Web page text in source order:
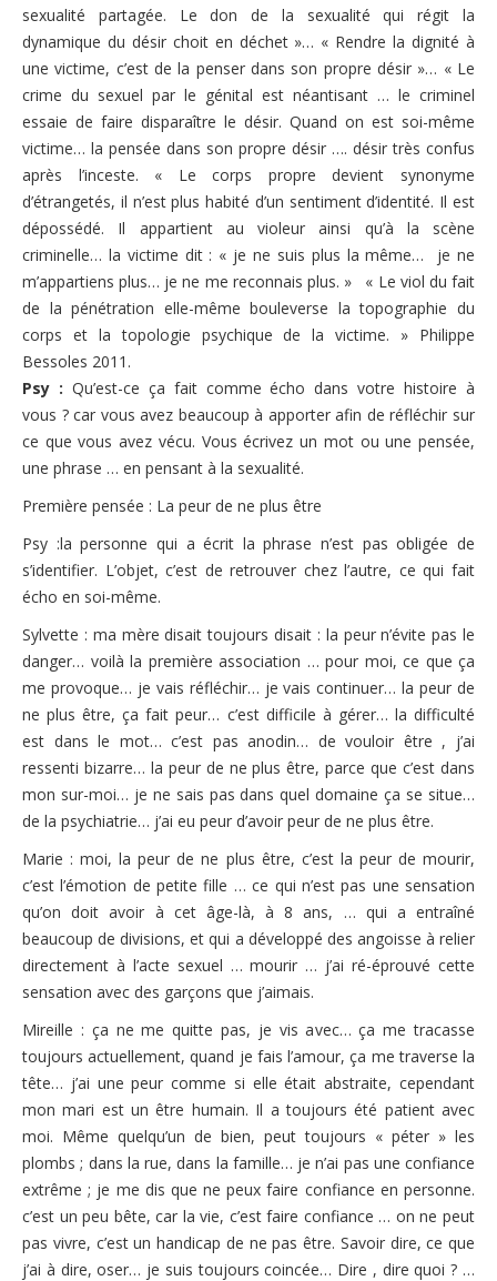
Groupes de parole en distanciel/visioconférence
Compte rendu des groupes de paroles
Thèmes abordés lors des groupes de parole
Les ateliers
Présentation des ateliers thématiques
Ateliers Soraya de Moura
Ateliers Dorothée Dussy
Ateliers 2009
S’informer
Rappel lois et prescription
Quelques sites internet
Ressources d’aide
Les organismes de défense et de protection de l’enfance
Témoignages
Vidéos – Films – Bibliographie
Evénements
Campagnes
Adhérer
Nous soutenir
Nous contacter
sexualité partagée. Le don de la sexualité qui régit la
dynamique du désir choit en déchet »… « Rendre la dignité à
une victime, c’est de la penser dans son propre désir »… « Le
crime du sexuel par le génital est néantisant … le criminel
essaie de faire disparaître le désir. Quand on est soi-même
victime… la pensée dans son propre désir …. désir très confus
après l’inceste. « Le corps propre devient synonyme
d’étrangetés, il n’est plus habité d’un sentiment d’identité. Il est
dépossédé. Il appartient au violeur ainsi qu’à la scène
criminelle… la victime dit : « je ne suis plus la même… je ne
m’appartiens plus… je ne me reconnais plus. » « Le viol du fait
de la pénétration elle-même bouleverse la topographie du
corps et la topologie psychique de la victime. » Philippe
Bessoles 2011.
Psy : Qu’est-ce ça fait comme écho dans votre histoire à
vous ? car vous avez beaucoup à apporter afin de réfléchir sur
ce que vous avez vécu. Vous écrivez un mot ou une pensée,
une phrase … en pensant à la sexualité.
Première pensée : La peur de ne plus être
Psy :la personne qui a écrit la phrase n’est pas obligée de
s’identifier. L’objet, c’est de retrouver chez l’autre, ce qui fait
écho en soi-même.
Sylvette : ma mère disait toujours disait : la peur n’évite pas le
danger… voilà la première association … pour moi, ce que ça
me provoque… je vais réfléchir… je vais continuer… la peur de
ne plus être, ça fait peur… c’est difficile à gérer… la difficulté
est dans le mot… c’est pas anodin… de vouloir être , j’ai
ressenti bizarre… la peur de ne plus être, parce que c’est dans
mon sur-moi… je ne sais pas dans quel domaine ça se situe…
de la psychiatrie… j’ai eu peur d’avoir peur de ne plus être.
Marie : moi, la peur de ne plus être, c’est la peur de mourir,
c’est l’émotion de petite fille … ce qui n’est pas une sensation
qu’on doit avoir à cet âge-là, à 8 ans, … qui a entraîné
beaucoup de divisions, et qui a développé des angoisse à relier
directement à l’acte sexuel … mourir … j’ai ré-éprouvé cette
sensation avec des garçons que j’aimais.
Mireille : ça ne me quitte pas, je vis avec… ça me tracasse
toujours actuellement, quand je fais l’amour, ça me traverse la
tête… j’ai une peur comme si elle était abstraite, cependant
mon mari est un être humain. Il a toujours été patient avec
moi. Même quelqu’un de bien, peut toujours « péter » les
plombs ; dans la rue, dans la famille… je n’ai pas une confiance
extrême ; je me dis que ne peux faire confiance en personne.
c’est un peu bête, car la vie, c’est faire confiance … on ne peut
pas vivre, c’est un handicap de ne pas être. Savoir dire, ce que
j’ai à dire, oser… je suis toujours coincée… Dire , dire quoi ? …